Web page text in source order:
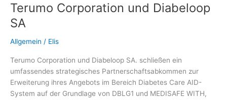
und
Gesundheit,
Fachmediziner
und
Terumo Corporation und Diabeloop
SA
Allgemein / Elis
Terumo Corporation und Diabeloop SA. schließen ein
umfassendes strategisches Partnerschaftsabkommen zur
Erweiterung ihres Angebots im Bereich Diabetes Care AID-
System auf der Grundlage von DBLG1 und MEDISAFE WITH,